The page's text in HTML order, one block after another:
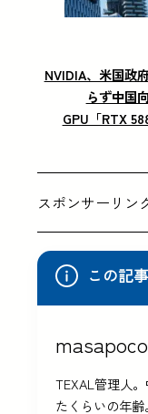
NVIDIA、米国政
らず中国
GPU「RTX
スポンサーリン
この記
masapoco
TEXAL管理人
たくらいの年